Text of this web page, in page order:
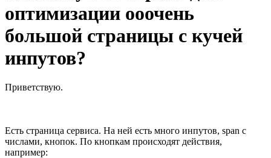
оптимизации ооочень
большой страницы с кучей
инпутов?
Приветствую.
Есть страница сервиса. На ней есть много инпутов, span с
числами, кнопок. По кнопкам происходят действия,
например: